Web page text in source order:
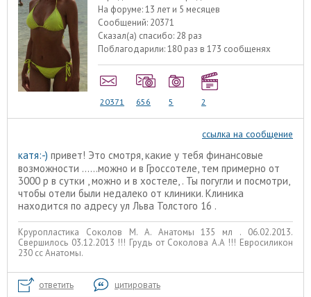
На форуме:13 лет и 5 месяцев
Сообщений: 20371
Сказал(а) спасибо: 28 раз
Поблагодарили:180 раз в 173 сообщенях
20371 656 5 2
ссылка на сообщение
катя:-) привет! Это смотря, какие у тебя финансовые
возможности ......можно и в Гроссотеле, тем примерно от
3000 р в сутки , можно и в хостеле, . Ты погугли и посмотри,
чтобы отели были недалеко от клиники. Клиника
находится по адресу ул Льва Толстого 16 .
Круропластика Соколов М. А. Анатомы 135 мл . 06.02.2013.
Свершилось 03.12.2013 !!! Грудь от Соколова А.А !!! Евросиликон
230 сс Анатомы.
ответить цитировать